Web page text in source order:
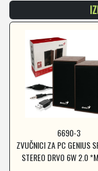
6690-3
ZVUČNICI ZA PC GENIUS
STEREO DRVO 6W 2.0